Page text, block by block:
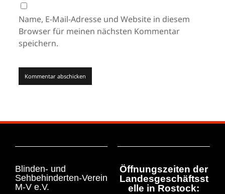
Name, E-Mail-Adresse und Website in diesem
Browser für meinen nächsten Kommentar
speichern.
Blinden- und
Sehbehinderten-Verein
M-V e.V.
Öffnungszeiten der
Landesgeschäftsst
elle in Rostock: